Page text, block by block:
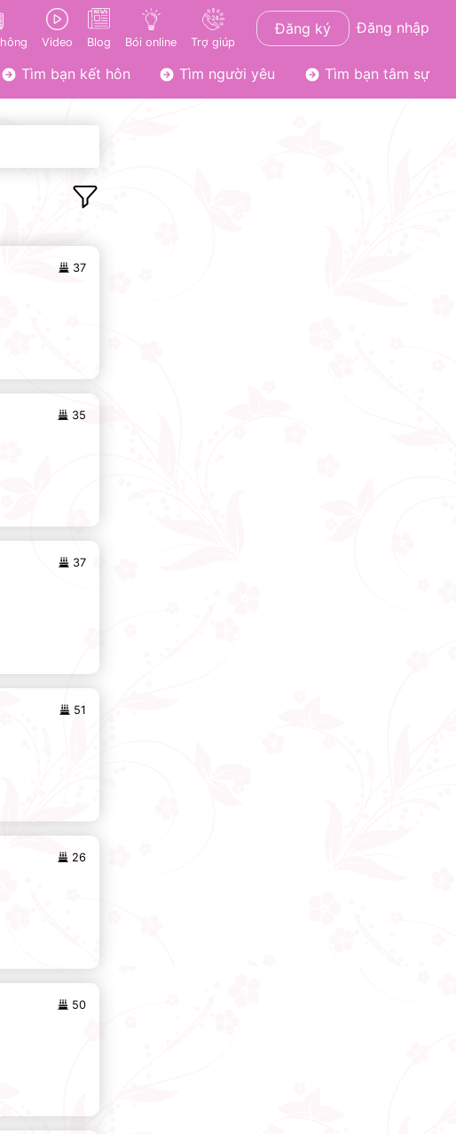
Video Blog Bói online Trợ giúp
Đăng ký Đăng nhập
Tìm bạn kết hôn Tìm người yêu Tìm bạn tâm sự
37
35
37
51
26
50